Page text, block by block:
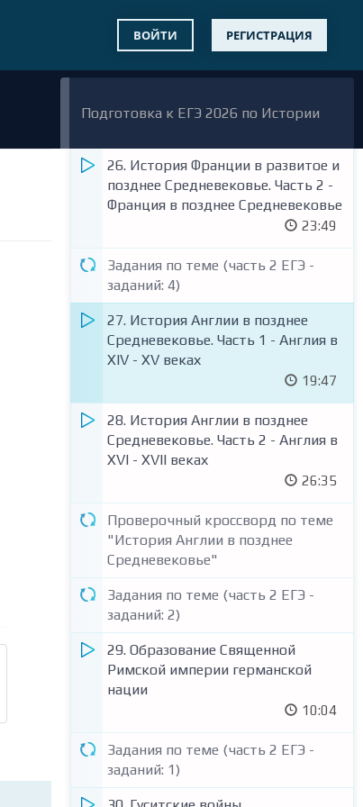
ВОЙТИ РЕГИСТРАЦИЯ
Подготовка к ЕГЭ 2026 по Истории
25. История Франции в развитое и
Средневековье.
26. История Франции в развитое и
позднее Средневековье. Часть 2 -
Франция в позднее Средневековье
23:49
Задания по теме (часть 2 ЕГЭ -
заданий: 4)
27. История Англии в позднее
Средневековье. Часть 1 - Англия в
XIV - XV веках
19:47
28. История Англии в позднее
Средневековье. Часть 2 - Англия в
XVI - XVII веках
26:35
Проверочный кроссворд по теме
"История Англии в позднее
Средневековье"
Задания по теме (часть 2 ЕГЭ -
заданий: 2)
29. Образование Священной
Римской империи германской
нации
10:04
Задания по теме (часть 2 ЕГЭ -
заданий: 1)